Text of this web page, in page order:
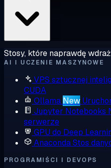
Stosy, które naprawdę
AI I UCZENIE MASZYNOWE
VPS sztucznej
CUDA
Ollama New
Jupyter Notebooks
serwerze
GPU do Deep
AnacondaStos
PROGRAMIŚCI I DEVOPS